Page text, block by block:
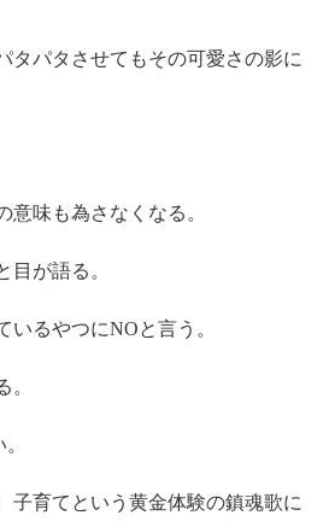
タパタさせてもその可愛さの影に
意味も為さなくなる。
目が語る。
いるやつにNOと言う。
。
子育てという黄金体験の鎮魂歌に